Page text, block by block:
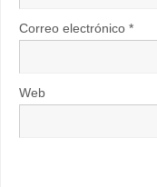
Correo electrónico*
Web